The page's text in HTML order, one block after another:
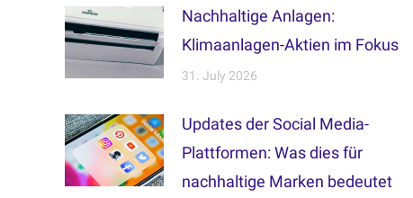
Nachhaltige Anlagen:
Klimaanlagen-Aktien im Fokus
31. July 2026
Updates der Social Media-
Plattformen: Was dies für
nachhaltige Marken bedeutet